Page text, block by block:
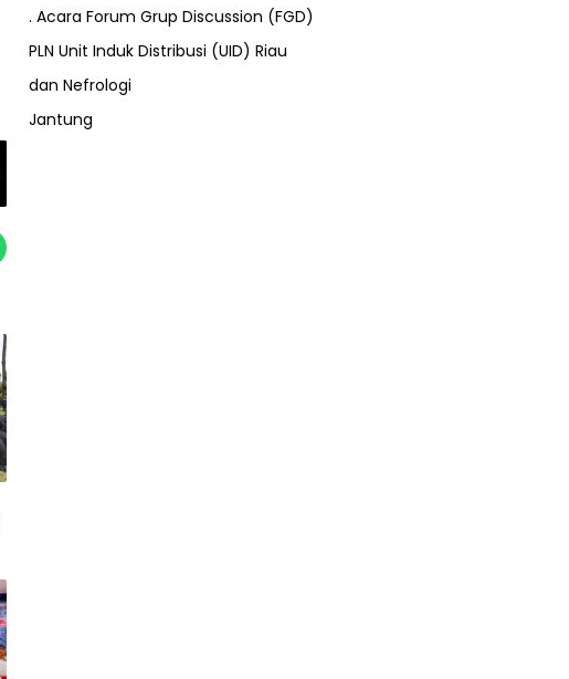
. Acara Forum Grup Discussion (FGD)
PLN Unit Induk Distribusi (UID) Riau
dan Nefrologi
Jantung